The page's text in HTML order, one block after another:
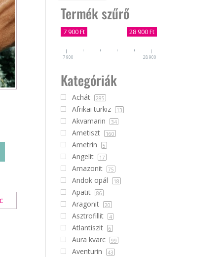
Termék szűrő
7 900 Ft 28 900 Ft
7 900 28 900
Kategóriák
Achát 285
Afrikai türkiz 13
Akvamarin 34
Ametiszt 160
Ametrin 5
Angelit 17
Amazonit 75
Andok opál 18
Apatit 86
Aragonit 20
Asztrofillit 4
Atlantiszit 6
Aura kvarc 99
Aventurin 43